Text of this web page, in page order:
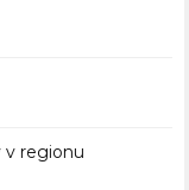
v regionu